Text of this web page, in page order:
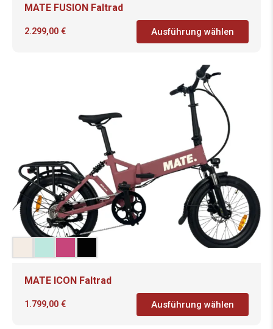
MATE FUSION Faltrad
2.299,00 € Ausführung wählen
MATE ICON Faltrad
1.799,00 € Ausführung wählen